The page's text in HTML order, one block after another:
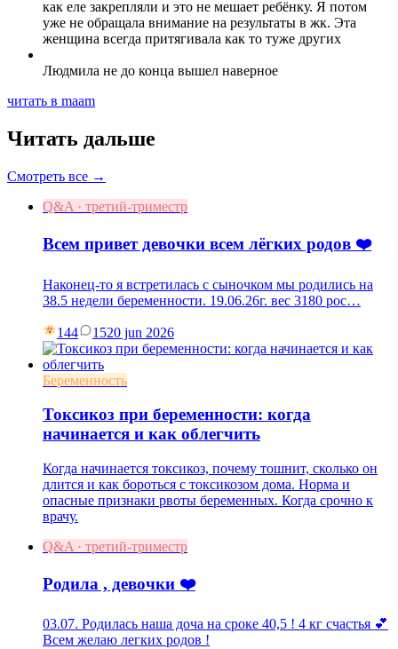
как еле закрепляли и это не мешает ребёнку. Я потом
уже не обращала внимание на результаты в жк. Эта
женщина всегда притягивала как то туже других
Людмила не до конца вышел наверное
читать в maam
Читать дальше
Смотреть все →
Q&A · третий-триместр
Всем привет девочки всем лёгких родов ❤️
Наконец-то я встретилась с сыночком мы родились на
38.5 недели беременности. 19.06.26г. вес 3180 рос…
144 1520 jun 2026
Беременность
Токсикоз при беременности: когда
начинается и как облегчить
Когда начинается токсикоз, почему тошнит, сколько он
длится и как бороться с токсикозом дома. Норма и
опасные признаки рвоты беременных. Когда срочно к
врачу.
Q&A · третий-триместр
Родила , девочки ❤️
03.07. Родилась наша доча на сроке 40,5 ! 4 кг счастья 💕
Всем желаю легких родов !